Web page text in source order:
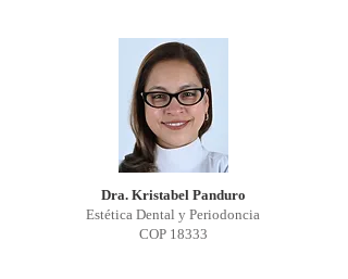
Dra. Kristabel Panduro
Estética Dental y Periodoncia
COP 18333